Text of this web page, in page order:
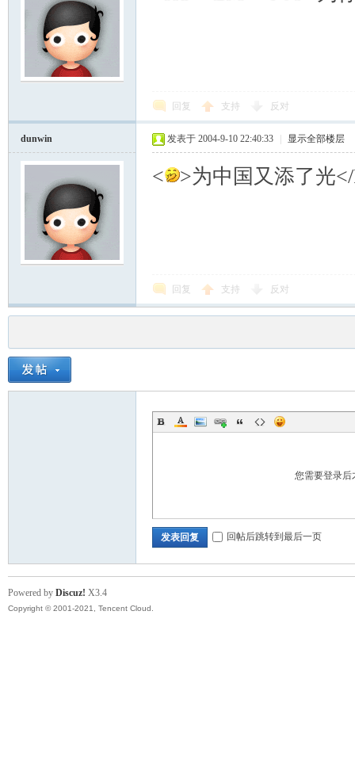
回复 支持 反对
dunwin 发表于 2004-9-10 22:40:33 显示全部楼层
< >为中国又添了光
回复 支持 反对
您需要登录
发表回复 回帖后跳转到最后一页
Powered by Discuz! X3.4
Copyright © 2001-2021, Tencent Cloud.